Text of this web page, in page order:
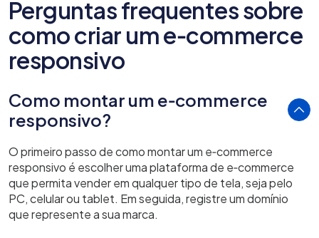
Perguntas frequentes sobre
como criar um e‑commerce
responsivo
Como montar um e‑commerce
responsivo?
O primeiro passo de como montar um e‑commerce
responsivo é escolher uma plataforma de e‑commerce
que permita vender em qualquer tipo de tela, seja pelo
PC, celular ou tablet. Em seguida, registre um domínio
que represente a sua marca.